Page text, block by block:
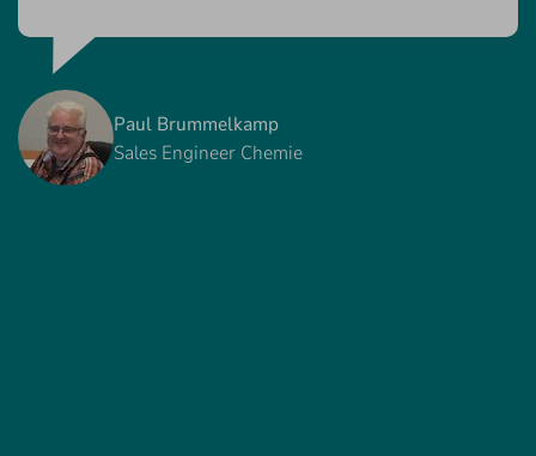
Paul Brummelkamp
Sales Engineer Chemie